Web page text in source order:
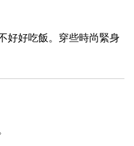
好好吃飯。穿些時尚緊身